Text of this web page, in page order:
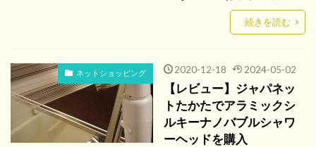
続きを読む
ネットショッピング 2020-12-18 2024-05-02
【レビュー】ジャパネッ
トたかたでアラミックシ
ルキーナノバブルシャワ
ーヘッドを購入